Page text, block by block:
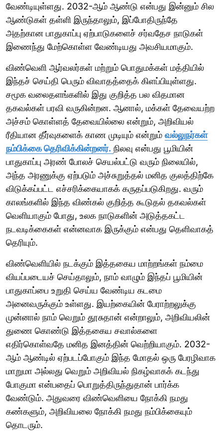
வேண்டியுள்ளது. 2032-ஆம் ஆண்டு என்பது இன்னும் சில
ஆண்டுகள் தள்ளி இருந்தாலும், இப்போதிருந்தே
அதற்கான பாதுகாப்பு ஏற்பாடுகளைச் சர்வதேச நாடுகள்
இணைந்து மேற்கொள்ள வேண்டியது அவசியமாகும்.
விண்வெளி ஆர்வலர்கள் மற்றும் பொதுமக்கள் மத்தியில்
இந்தச் செய்தி பெரும் விவாதத்தைக் கிளப்பியுள்ளது.
சமூக வலைதளங்களில் இது குறித்த பல விதமான
தகவல்கள் பரவி வருகின்றன. ஆனால், மக்கள் தேவையற்ற
அச்சம் கொள்ளத் தேவையில்லை என்றும், அறிவியல்
ரீதியான தீர்வுகளைக் காண முடியும் என்றும் வல்லுநர்கள்
நம்பிக்கை தெரிவிக்கின்றனர். நிலவு என்பது பூமியின்
பாதுகாப்பு அரண் போலச் செயல்பட்டு வரும் நிலையில்,
அந்த அரணுக்கு ஏற்படும் அச்சுறுத்தல் மனித குலத்திற்கே
விடுக்கப்பட்ட எச்சரிக்கையாகக் கருதப்படுகிறது. வரும்
காலங்களில் இந்த விண்கல் குறித்த கூடுதல் தகவல்கள்
வெளியாகும் போது, உலக நாடுகளின் அடுத்தகட்ட
நடவடிக்கைகள் என்னவாக இருக்கும் என்பது தெளிவாகத்
தெரியும்.
விண்வெளியில் நடக்கும் இத்தகைய மாற்றங்கள் நம்மை
வியப்படையச் செய்தாலும், நாம் வாழும் இந்தப் பூமியின்
பாதுகாப்பை உறுதி செய்ய வேண்டிய கடமை
அனைவருக்கும் உள்ளது. இயற்கையின் பேராற்றலுக்கு
முன்னால் நாம் வெறும் தூசுதான் என்றாலும், அறிவியலின்
துணை கொண்டு இத்தகைய சவால்களை
எதிர்கொள்வதே மனித இனத்தின் வெற்றியாகும். 2032-
ஆம் ஆண்டில் ஏற்படப்போகும் இந்த மோதல் ஒரு பேரழிவாக
மாறுமா அல்லது வெறும் அறிவியல் நிகழ்வாகக் கடந்து
போகுமா என்பதைப் பொறுத்திருந்துதான் பார்க்க
வேண்டும். அதுவரை விண்வெளியை நோக்கி நமது
கண்களும், அறிவியலை நோக்கி நமது நம்பிக்கையும்
தொடரும்.